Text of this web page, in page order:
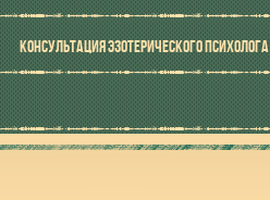
КОНСУЛЬТАЦИЯ ЭЗОТЕРИЧЕСКОГО ПСИХОЛОГА